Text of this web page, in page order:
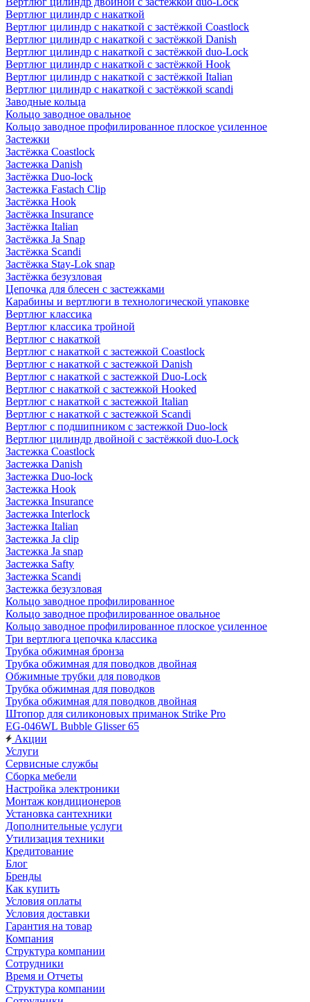
Вертлюг цилиндр с накаткой
Вертлюг цилиндр с накаткой с застёжкой Coastlock
Вертлюг цилиндр с накаткой с застёжкой Danish
Вертлюг цилиндр с накаткой с застёжкой duo-Lock
Вертлюг цилиндр с накаткой с застёжкой Hook
Вертлюг цилиндр с накаткой с застёжкой Italian
Вертлюг цилиндр с накаткой с застёжкой scandi
Заводные кольца
Кольцо заводное овальное
Кольцо заводное профилированное плоское усиленное
Застежки
Застёжка Coastlock
Застежка Danish
Застёжка Duo-lock
Застежка Fastach Clip
Застёжка Hook
Застёжка Insurance
Застёжка Italian
Застёжка Ja Snap
Застёжка Scandi
Застёжка Stay-Lok snap
Застёжка безузловая
Цепочка для блесен с застежками
Карабины и вертлюги в технологической упаковке
Вертлюг классика
Вертлюг классика тройной
Вертлюг с накаткой
Вертлюг с накаткой с застежкой Coastlock
Вертлюг с накаткой с застежкой Danish
Вертлюг с накаткой с застежкой Duo-Lock
Вертлюг с накаткой с застежкой Hooked
Вертлюг с накаткой с застежкой Italian
Вертлюг с накаткой с застежкой Scandi
Вертлюг с подшипником с застежкой Duo-lock
Вертлюг цилиндр двойной с застёжкой duo-Lock
Застежка Coastlock
Застежка Danish
Застежка Duo-lock
Застежка Hook
Застежка Insurance
Застежка Interlock
Застежка Italian
Застежка Ja clip
Застежка Ja snap
Застежка Safty
Застежка Scandi
Застежка безузловая
Кольцо заводное профилированное
Кольцо заводное профилированное овальное
Кольцо заводное профилированное плоское усиленное
Три вертлюга цепочка классика
Трубка обжимная бронза
Трубка обжимная для поводков двойная
Обжимные трубки для поводков
Трубка обжимная для поводков
Трубка обжимная для поводков двойная
Штопор для силиконовых приманок Strike Pro
EG-046WL Bubble Glisser 65
Акции
Услуги
Сервисные службы
Сборка мебели
Настройка электроники
Монтаж кондиционеров
Установка сантехники
Дополнительные услуги
Утилизация техники
Кредитование
Блог
Бренды
Как купить
Условия оплаты
Условия доставки
Гарантия на товар
Компания
Структура компании
Сотрудники
Время и Отчеты
Структура компании